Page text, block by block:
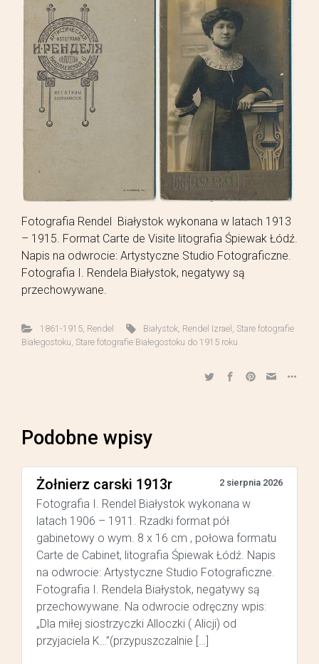
Fotografia Rendel Białystok wykonana w latach 1913
– 1915. Format Carte de Visite litografia Śpiewak Łódź.
Napis na odwrocie: Artystyczne Studio Fotograficzne.
Fotografia I. Rendela Białystok, negatywy są
przechowywane.
1861-1915, Rendel Białystok Rendel Izrael Stare fotografie
Białegostoku Stare fotografie Białegostoku do 1915 roku
Podobne wpisy
Żołnierz carski 1913r 2 sierpnia 2026
Fotografia I. Rendel Białystok wykonana w
latach 1906 – 1911. Rzadki format pół
gabinetowy o wym. 8 x 16 cm , połowa formatu
Carte de Cabinet, litografia Śpiewak Łódź. Napis
na odwrocie: Artystyczne Studio Fotograficzne.
Fotografia I. Rendela Białystok, negatywy są
przechowywane. Na odwrocie odręczny wpis:
„Dla miłej siostrzyczki Alloczki ( Alicji) od
przyjaciela K…”(przypuszczalnie […]